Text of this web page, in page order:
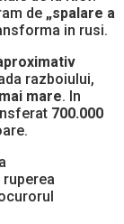
de „spalare a
in rusi.
razboiului,
mare. In
700.000